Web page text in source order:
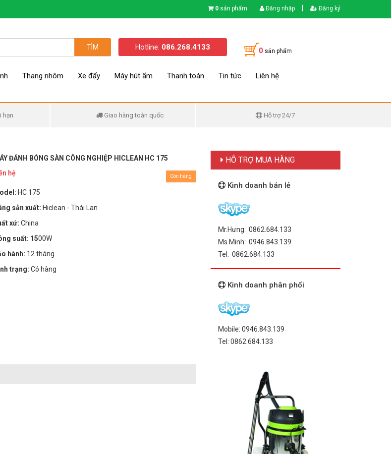
0 sản phẩm Đăng nhập Đăng ký
TÌM Hotline: 086.268.4133 0 sản phẩm
Thang nhôm Xe đẩy Máy hút ẩm Thanh toán Tin tức
Liên hệ
hạn Giao hàng toàn quốc Hỗ trợ 24/7
ĐÁNH BÓNG SÀN CÔNG NGHIỆP HICLEAN HC 175
hệ
Còn hàng
HC 175
sản xuất: Hiclean - Thái Lan
xứ: China
suất: 1500W
hành: 12 tháng
trạng: Có hàng
HỖ TRỢ MUA HÀNG
Kinh doanh bán lẻ
Mr.Hưng: 0862.684.133
Ms Minh: 0946.843.139
Tel: 0862.684.133
Kinh doanh phân phối
Mobile: 0946.843.139
Tel: 0862.684.133